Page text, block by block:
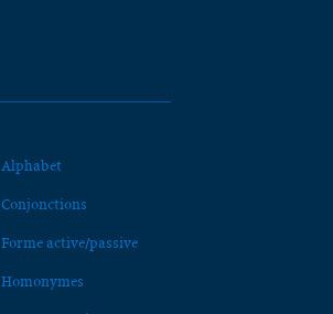
Alphabet
Conjonctions
Forme active/passive
Homonymes